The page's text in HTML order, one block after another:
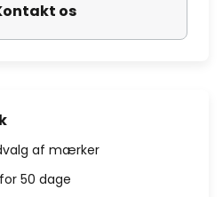
os
af mærker
50 dage